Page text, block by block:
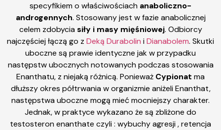
specyfikiem o właściwościach anaboliczno-
androgennych. Stosowany jest w fazie anabolicznej
celem zdobycia siły i masy mięśniowej. Odbiorcy
najczęściej łączą go z Deką Durabolin i Dianabolem. Skutki
uboczne są prawie identyczne jak w przypadku
następstw ubocznych notowanych podczas stosowania
Enanthatu, z niejaką różnicą. Ponieważ Cypionat ma
dłuższy okres półtrwania w organizmie aniżeli Enanthat,
następstwa uboczne mogą mieć mocniejszy charakter.
Jednak, w praktyce wykazano że są zbliżone do
testosteron enanthate czyli : wybuchy agresji , retencja